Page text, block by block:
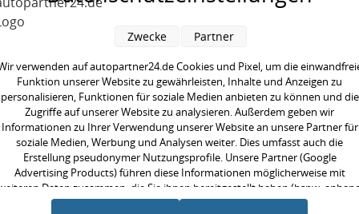
kauften auch
verwenden auf autopartner24.de Cookies und Pixel, um die
Funktion unserer Website zu gewährleisten, Inhalte und Anzeigen zu
personalisieren, Funktionen für soziale Medien anbieten zu können und die
Zugriffe auf unserer Website zu analysieren. Außerdem geben wir
Informationen zu Ihrer Verwendung unserer Website an unsere Partner für
soziale Medien, Werbung und Analysen weiter. Dies umfasst auch die
Erstellung pseudonymer Nutzungsprofile. Unsere Partner (Google
Advertising Products) führen diese Informationen möglicherweise mit
Daten zusammen, die Sie ihnen bereitgestellt haben (bspw.
eines persönlichen Accounts) oder welche sie im Rahmen Ihrer Nutzung der
Zwecke Partner